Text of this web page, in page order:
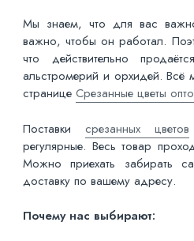
Мы знаем, что для вас
важно, чтобы он работал.
что действительно
альстромерий и орхидей. Всё
странице Срезанные цветы
Поставки срезанных цветов
регулярные. Весь товар
Можно приехать забирать
доставку по вашему адресу.
Почему нас выбирают: